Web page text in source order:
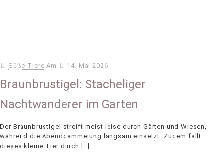
Süße Tiere Am 14. Mai 2026
Braunbrustigel: Stacheliger
Nachtwanderer im Garten
Der Braunbrustigel streift meist leise durch Gärten und Wiesen,
während die Abenddämmerung langsam einsetzt. Zudem fällt
dieses kleine Tier durch
[…]